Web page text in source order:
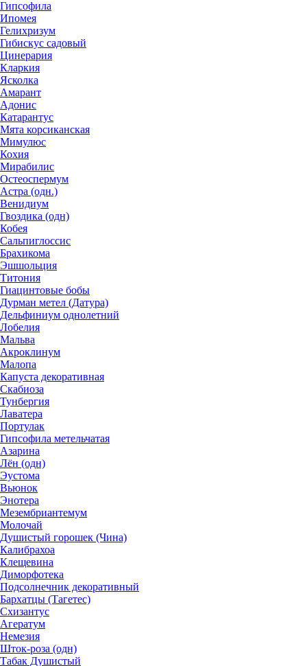
Гипсофила
Ипомея
Гелихризум
Гибискус садовый
Цинерария
Кларкия
Ясколка
Амарант
Адонис
Катарантус
Мята корсиканская
Мимулюс
Кохия
Мирабилис
Остеоспермум
Астра (одн.)
Венидиум
Гвоздика (одн)
Кобея
Сальпиглоссис
Брахикома
Эшшольция
Титония
Гиацинтовые бобы
Дурман метел (Датура)
Дельфиниум однолетний
Лобелия
Мальва
Акроклинум
Малопа
Капуста декоративная
Скабиоза
Тунбергия
Лаватера
Портулак
Гипсофила метельчатая
Азарина
Лён (одн)
Эустома
Вьюнок
Энотера
Мезембриантемум
Молочай
Душистый горошек (Чина)
Калибрахоа
Клещевина
Диморфотека
Подсолнечник декоративный
Бархатцы (Тагетес)
Схизантус
Агератум
Немезия
Шток-роза (одн)
Табак Душистый